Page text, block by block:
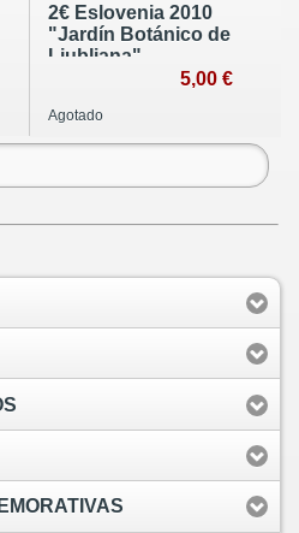
2€ Eslovenia 2010
"Jardín Botánico de
Liubliana"
5,00 €
Agotado